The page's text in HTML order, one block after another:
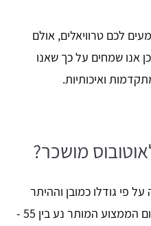
לכם טרוויאלים, אולם
אנו שמחים על כך שאנו
ואיכותיות.
מושכר?
פי גודלו כמובן וההיתר
שניתן לו (לכלי הרכב וגם לנהג), כיום הממצוע המותר נע בין 55 -